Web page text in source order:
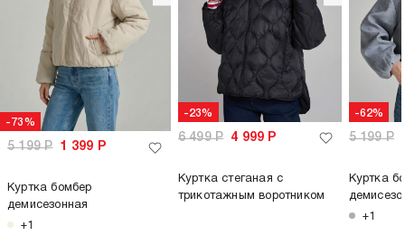
-73%
5 199Р 1 399 Р
Куртка бомбер
демисезонная
+1
-23%
6 499Р 4 999 Р
Куртка стеганая с
трикотажным воротником
-62%
5 199Р
Куртка
+1